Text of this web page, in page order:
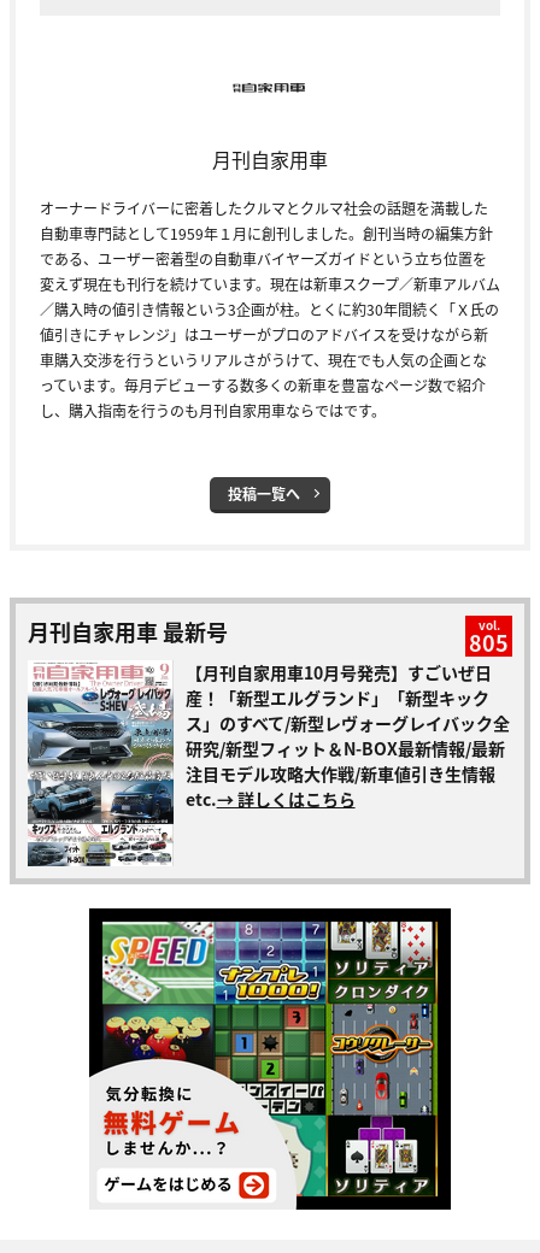
月刊自家用車
オーナードライバーに密着したクルマとクルマ社会の話題を満載した
自動車専門誌として1959年１月に創刊しました。創刊当時の編集方針
である、ユーザー密着型の自動車バイヤーズガイドという立ち位置を
変えず現在も刊行を続けています。現在は新車スクープ／新車アルバム
／購入時の値引き情報という3企画が柱。とくに約30年間続く「Ｘ氏の
値引きにチャレンジ」はユーザーがプロのアドバイスを受けながら新
車購入交渉を行うというリアルさがうけて、現在でも人気の企画とな
っています。毎月デビューする数多くの新車を豊富なページ数で紹介
し、購入指南を行うのも月刊自家用車ならではです。
投稿一覧へ
月刊自家用車 最新号 vol.
805
【月刊自家用車10月号発売】すごいぜ日
産！「新型エルグランド」「新型キック
ス」のすべて/新型レヴォーグレイバック全
研究/新型フィット＆N-BOX最新情報/最新
注目モデル攻略大作戦/新車値引き生情報
etc.→ 詳しくはこちら